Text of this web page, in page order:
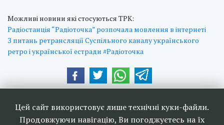
Можливі новини які стосуються ТРК:
Радіостанція “Радіоточка” розпочала мовлення в інтернеті
З питань ретрансляції Суспільного каналу українського
ретро і української естради #Радіоточка
Цей сайт використовує лише технічні куки-файли.
Продовжуючи навігацію, Ви погоджуєтесь на їх